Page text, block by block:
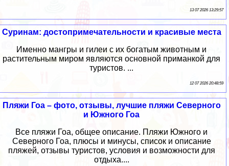
13 07 2026 13:29:57
Суринам: достопримечательности и красивые места
Именно мангры и гилеи с их богатым животным и
растительным миром являются основной приманкой для
туристов. ...
12 07 2026 20:48:59
Пляжи Гоа – фото, отзывы, лучшие пляжи Северного
и Южного Гоа
Все пляжи Гоа, общее описание. Пляжи Южного и
Северного Гоа, плюсы и минусы, список и описание
пляжей, отзывы туристов, условия и возможности для
отдыха....